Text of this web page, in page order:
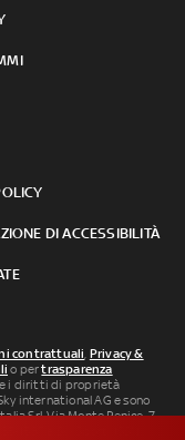
DI ACCESSIBILITÀ
contrattuali, Privacy &
o pertrasparenza
e i diritti di proprietà
international AG e sono
Srl Via Monte Penice, 7 -
1537 e SkySport: ISSN